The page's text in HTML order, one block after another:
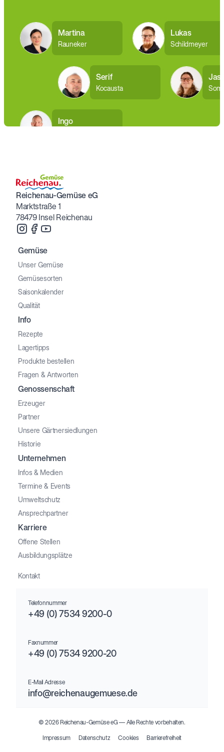
Martina
Rauneker
Lukas
Schildmeyer
Serif
Kocausta
Ingo
Reichenau-Gemüse eG
Marktstraße 1
78479 Insel Reichenau
Gemüse
Unser Gemüse
Gemüsesorten
Saisonkalender
Qualität
Info
Rezepte
Lagertipps
Produkte bestellen
Fragen & Antworten
Genossenschaft
Erzeuger
Partner
Unsere Gärtnersiedlungen
Historie
Unternehmen
Infos & Medien
Termine & Events
Umweltschutz
Ansprechpartner
Karriere
Offene Stellen
Ausbildungsplätze
Kontakt
Telefonnummer
+49 (0) 7534 9200-0
Faxnummer
+49 (0) 7534 9200-20
E-Mail Adresse
info@reichenaugemuese.de
© 2026 Reichenau-Gemüse eG –– Alle Rechte vorbehalten.
Impressum Datenschutz Cookies Barrierefreiheit